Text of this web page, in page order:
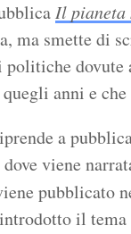
Il pianeta
ma smette di
politiche
anni e
a
dove viene
pubblicato
il